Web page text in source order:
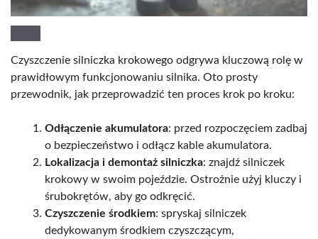
Czyszczenie silniczka krokowego odgrywa kluczową rolę w
prawidłowym funkcjonowaniu silnika. Oto prosty
przewodnik, jak przeprowadzić ten proces krok po kroku:
Odłączenie akumulatora: przed rozpoczęciem zadbaj
o bezpieczeństwo i odłącz kable akumulatora.
Lokalizacja i demontaż silniczka: znajdź silniczek
krokowy w swoim pojeździe. Ostrożnie użyj kluczy i
śrubokrętów, aby go odkręcić.
Czyszczenie środkiem: spryskaj silniczek
dedykowanym środkiem czyszczącym,